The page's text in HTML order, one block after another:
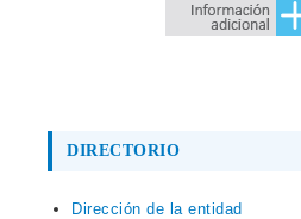
DIRECTORIO
Dirección de la entidad